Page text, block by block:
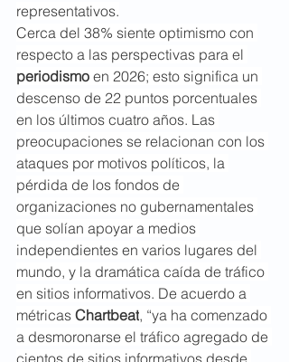
representativos.
Cerca del 38% siente optimismo con
respecto a las perspectivas para el
periodismo en 2026; esto significa un
descenso de 22 puntos porcentuales
en los últimos cuatro años. Las
preocupaciones se relacionan con los
ataques por motivos políticos, la
pérdida de los fondos de
organizaciones no gubernamentales
que solían apoyar a medios
independientes en varios lugares del
mundo, y la dramática caída de tráfico
en sitios informativos. De acuerdo a
métricas Chartbeat, “ya ha comenzado
a desmoronarse el tráfico agregado de